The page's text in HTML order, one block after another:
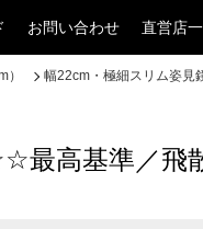
お問い合わせ 直営店
幅22cm・極細スリム姿
高基準／飛